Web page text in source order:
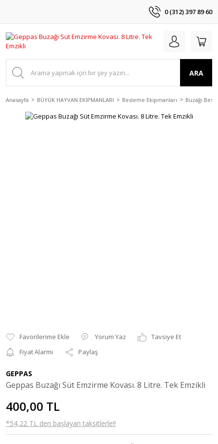
0 (312) 397 89 60
ARA
Anasayfa BÜYÜK HAYVAN EKİPMANLARI Besleme Ekipmanları Buzağı
Yorum Yaz
Tavsiye Et
Fiyat Alarmı
Paylaş
GEPPAS
Geppas Buzağı Süt Emzirme Kovası. 8 Litre. Tek Emzikli
400,00 TL
*54,22 TL den başlayan taksitlerle!!